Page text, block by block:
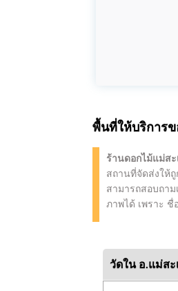
พื้นที่ให้บริการข
ร้านดอกไม้แม่สะ
สถานที่จัดส่งให้
สามารถสอบถาม
ภาพได้ เพราะ
วัดใน อ.แม่สะ